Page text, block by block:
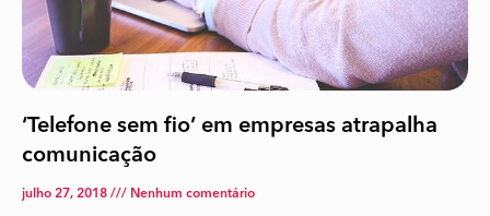
‘Telefone sem fio’ em empresas atrapalha
comunicação
julho 27, 2018 Nenhum comentário